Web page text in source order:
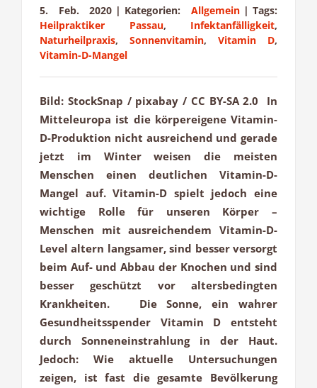
5. Feb. 2020 | Kategorien:Allgemein | Tags:
Heilpraktiker Passau, Infektanfälligkeit,
Naturheilpraxis, Sonnenvitamin, Vitamin D,
Vitamin-D-Mangel
Bild: StockSnap / pixabay / CC BY-SA 2.0 In
Mitteleuropa ist die körpereigene Vitamin-
D-Produktion nicht ausreichend und gerade
jetzt im Winter weisen die meisten
Menschen einen deutlichen Vitamin-D-
Mangel auf. Vitamin-D spielt jedoch eine
wichtige Rolle für unseren Körper –
Menschen mit ausreichendem Vitamin-D-
Level altern langsamer, sind besser versorgt
beim Auf- und Abbau der Knochen und sind
besser geschützt vor altersbedingten
Krankheiten. Die Sonne, ein wahrer
Gesundheitsspender Vitamin D entsteht
durch Sonneneinstrahlung in der Haut.
Jedoch: Wie aktuelle Untersuchungen
zeigen, ist fast die gesamte Bevölkerung